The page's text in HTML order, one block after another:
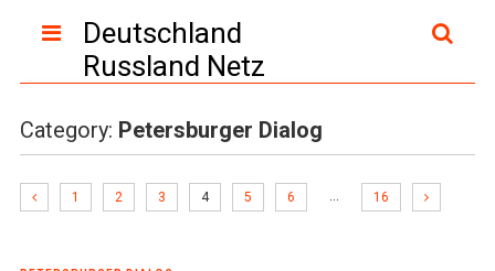
Deutschland
Russland Netz
Category: Petersburger Dialog
1 2 3 4 5 6 … 16